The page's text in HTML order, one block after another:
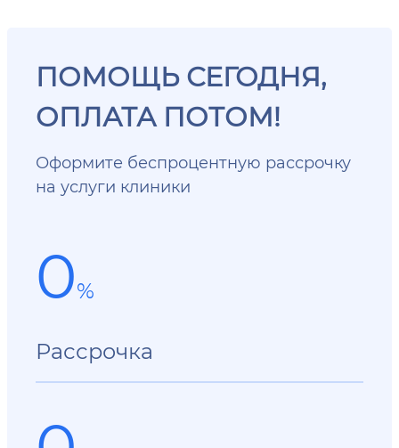
ПОМОЩЬ СЕГОДНЯ,
ОПЛАТА ПОТОМ!
Оформите беспроцентную рассрочку
на услуги клиники
0%
Рассрочка